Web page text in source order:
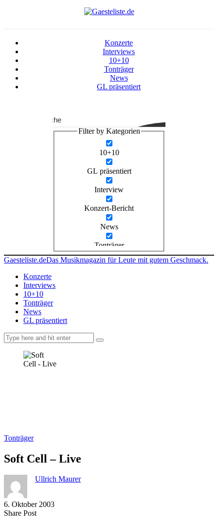
Konzerte
Interviews
10+10
Tonträger
News
GL präsentiert
Suche
Filter by Kategorien
10+10
GL präsentiert
Interview
Konzert-Bericht
News
Tonträger
Gaesteliste.deDas Musikmagazin für Leute mit gutem Geschmack.
Konzerte
Interviews
10+10
Tonträger
News
GL präsentiert
Tonträger
Soft Cell – Live
Ullrich Maurer
6. Oktober 2003
Share PostShare
Copy
Send